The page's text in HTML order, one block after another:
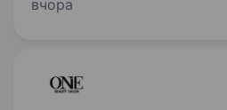
вчора